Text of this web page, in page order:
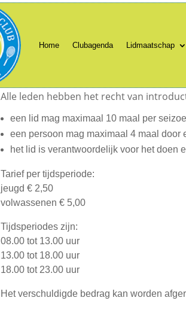
Home Clubagenda Lidmaatschap
Home Clubagenda Lidmaatschap
Alle leden hebben het recht van
een lid mag maximaal 10 maal per
een persoon mag maximaal 4 maal door
het lid is verantwoordelijk voor het doen
Tarief per tijdsperiode:
jeugd € 2,50
volwassenen € 5,00
Tijdsperiodes zijn:
08.00 tot 13.00 uur
13.00 tot 18.00 uur
18.00 tot 23.00 uur
Het verschuldigde bedrag kan worden